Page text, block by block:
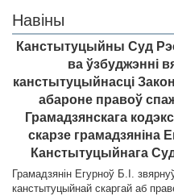
Навіны
Канстытуцыйны Суд
ва ўзбуджэнні
канстытуцыйнасці
абароне правоў
Грамадзянскага
скарзе грамадзяніна
Канстытуцыйнага
Грамадзянін Егурноў Б.І.
канстытуцыйнай скаргай аб